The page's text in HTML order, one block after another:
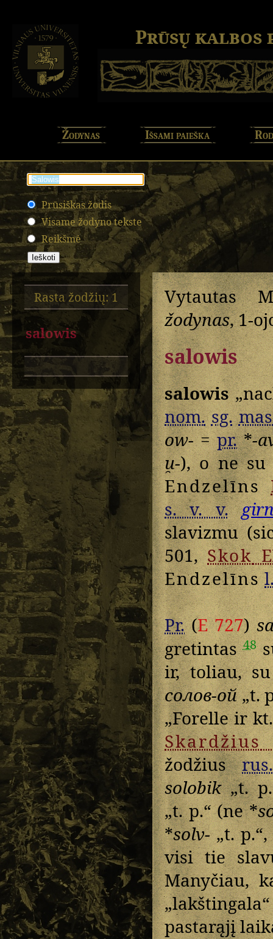
Prūsų kalbos
Žodynas Išsami paieška
Prūsiškas žodis
Visame žodyno tekste
Reikšmė
Rasta žodžių: 1
salowis
Vytautas
žodynas, 1-
salowis
salowis
nom. sg.
ow-=pr.*-
u̯-), o ne
Endzelīns
s. v. v.
slavizmu
501,Skok
Endzelīns
Pr.(E 727)
gretintas48
ir, toliau,
солов-ой„t.
„Forelle ir
Skardžius
žodžiusrus.
solobik„t.
„t. p.“ (ne *
*solv-„t.
visi tie
Manyčiau,
pastarąjį